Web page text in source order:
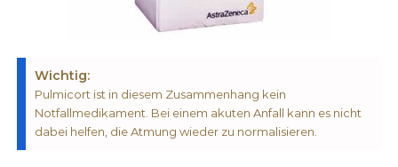
Wichtig:
Pulmicort ist in diesem Zusammenhang kein
Notfallmedikament. Bei einem akuten Anfall kann es nicht
dabei helfen, die Atmung wieder zu normalisieren.